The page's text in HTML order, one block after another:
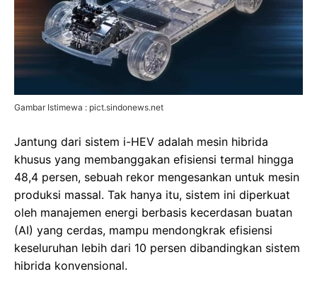
Gambar Istimewa : pict.sindonews.net
Jantung dari sistem i-HEV adalah mesin hibrida
khusus yang membanggakan efisiensi termal hingga
48,4 persen, sebuah rekor mengesankan untuk mesin
produksi massal. Tak hanya itu, sistem ini diperkuat
oleh manajemen energi berbasis kecerdasan buatan
(AI) yang cerdas, mampu mendongkrak efisiensi
keseluruhan lebih dari 10 persen dibandingkan sistem
hibrida konvensional.